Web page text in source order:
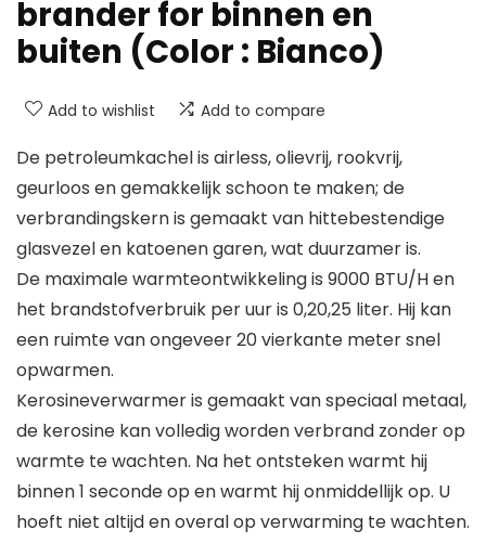
brander for binnen en
buiten (Color : Bianco)
Add to wishlist Add to compare
De petroleumkachel is airless, olievrij, rookvrij,
geurloos en gemakkelijk schoon te maken; de
verbrandingskern is gemaakt van hittebestendige
glasvezel en katoenen garen, wat duurzamer is.
De maximale warmteontwikkeling is 9000 BTU/H en
het brandstofverbruik per uur is 0,20,25 liter. Hij kan
een ruimte van ongeveer 20 vierkante meter snel
opwarmen.
Kerosineverwarmer is gemaakt van speciaal metaal,
de kerosine kan volledig worden verbrand zonder op
warmte te wachten. Na het ontsteken warmt hij
binnen 1 seconde op en warmt hij onmiddellijk op. U
hoeft niet altijd en overal op verwarming te wachten.